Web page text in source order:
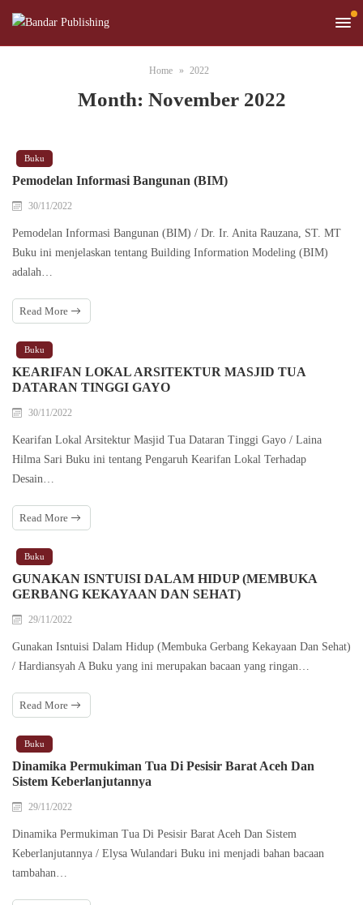
Home 2022
Month: November 2022
Buku
Pemodelan Informasi Bangunan (BIM)
30/11/2022
Pemodelan Informasi Bangunan (BIM) / Dr. Ir. Anita Rauzana, ST. MT
Buku ini menjelaskan tentang Building Information Modeling (BIM)
adalah…
Read More
Buku
KEARIFAN LOKAL ARSITEKTUR MASJID TUA
DATARAN TINGGI GAYO
30/11/2022
Kearifan Lokal Arsitektur Masjid Tua Dataran Tinggi Gayo / Laina
Hilma Sari Buku ini tentang Pengaruh Kearifan Lokal Terhadap
Desain…
Read More
Buku
GUNAKAN ISNTUISI DALAM HIDUP (MEMBUKA
GERBANG KEKAYAAN DAN SEHAT)
29/11/2022
Gunakan Isntuisi Dalam Hidup (Membuka Gerbang Kekayaan Dan Sehat)
/ Hardiansyah A Buku yang ini merupakan bacaan yang ringan…
Read More
Buku
Dinamika Permukiman Tua Di Pesisir Barat Aceh Dan
Sistem Keberlanjutannya
29/11/2022
Dinamika Permukiman Tua Di Pesisir Barat Aceh Dan Sistem
Keberlanjutannya / Elysa Wulandari Buku ini menjadi bahan bacaan
tambahan…